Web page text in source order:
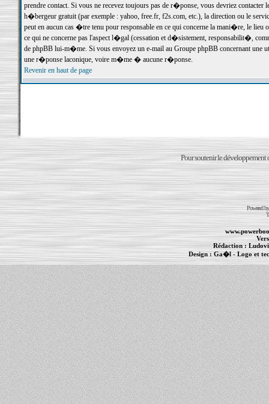
prendre contact. Si vous ne recevez toujours pas de r�ponse, vous devriez
h�bergeur gratuit (par exemple : yahoo, free.fr, f2s.com, etc.), la direction ou le
peut en aucun cas �tre tenu pour responsable en ce qui concerne la mani�re, le
ce qui ne concerne pas l'aspect l�gal (cessation et d�sistement, responsabilit�,
de phpBB lui-m�me. Si vous envoyez un e-mail au Groupe phpBB concernant une
une r�ponse laconique, voire m�me � aucune r�ponse.
Revenir en haut de page
Pour soutenir le développement
Powered
Rédaction :
Design :Ga�l- Logo et
Informations :